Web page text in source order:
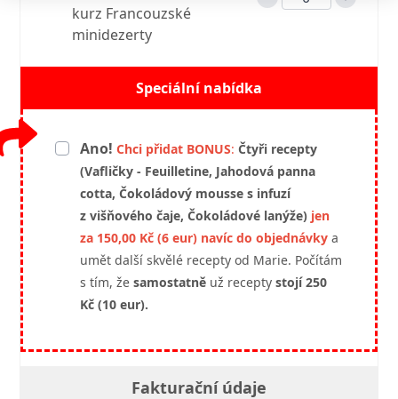
kurz Francouzské
minidezerty
Speciální nabídka
Ano!Chci přidat BONUS: Čtyři recepty
(Vafličky - Feuilletine, Jahodová panna
cotta, Čokoládový mousse s infuzí
z višňového čaje, Čokoládové lanýže) jen
za 150,00 Kč (6 eur) navíc do objednávky a
umět další skvělé recepty od Marie. Počítám
s tím, žesamostatně už receptystojí 250
Kč (10 eur).
Fakturační údaje